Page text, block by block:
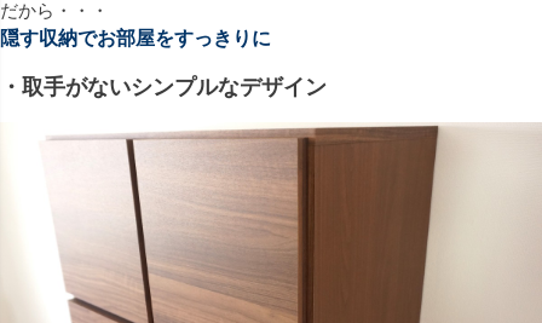
だから・・・
隠す収納でお部屋をすっきりに
・取手がないシンプルなデザイン